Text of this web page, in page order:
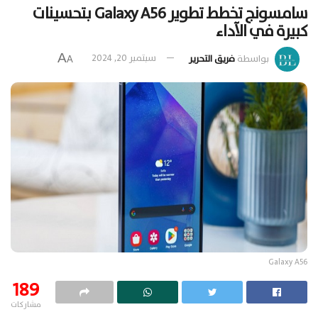
سامسونج تخطط تطوير Galaxy A56 بتحسينات
كبيرة في الآداء
بواسطةفريق التحرير سبتمبر 20, 2024 A
A
Galaxy A56
189
مشاركات